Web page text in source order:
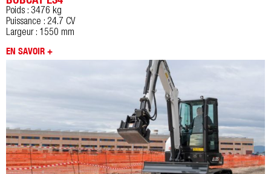
Poids : 3476 kg
Puissance : 24.7 CV
Largeur : 1550 mm
EN SAVOIR +